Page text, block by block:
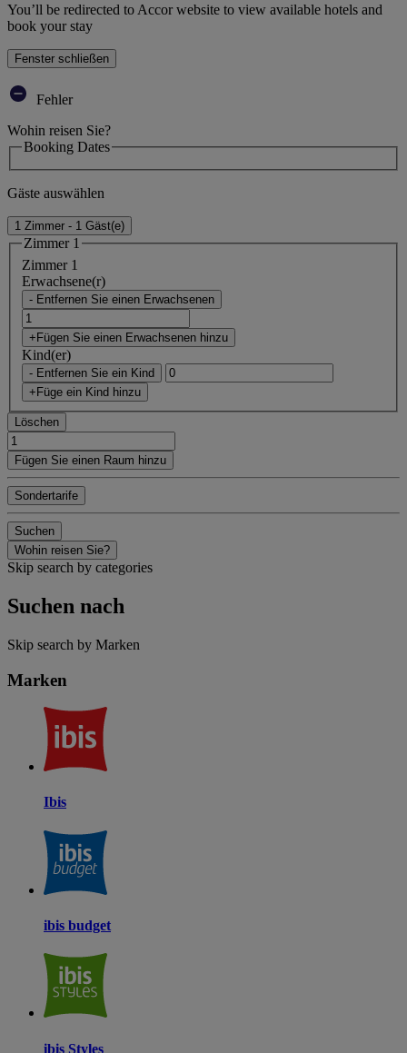
You’ll be redirected to Accor website to view available hotels and
book your stay
Fenster schließen
Fehler
Wohin reisen Sie?
Booking Dates
Gäste auswählen
1 Zimmer - 1 Gäst(e)
Zimmer 1
Zimmer 1
Erwachsene(r)
- Entfernen Sie einen Erwachsenen
+Fügen Sie einen Erwachsenen hinzu
Kind(er)
- Entfernen Sie ein Kind
+Füge ein Kind hinzu
Löschen
Fügen Sie einen Raum hinzu
Sondertarife
Suchen
Wohin reisen Sie?
Skip search by categories
Suchen nach
Skip search by Marken
Marken
Ibis
ibis budget
ibis Styles